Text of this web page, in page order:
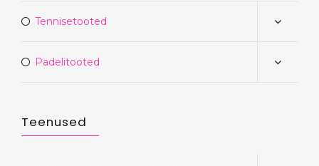
Tennisetooted
Padelitooted
Teenused